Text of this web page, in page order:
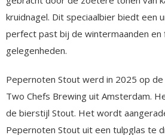
kruidnagel. Dit speciaalbier biedt een
perfect past bij de wintermaanden en
gelegenheden.
Pepernoten Stout werd in 2025 op
Two Chefs Brewing uit Amsterdam.
de bierstijl Stout. Het wordt
Pepernoten Stout uit een tulpglas te